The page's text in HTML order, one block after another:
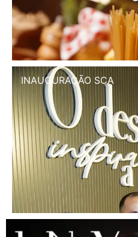
INAUGURAÇÃO SCA